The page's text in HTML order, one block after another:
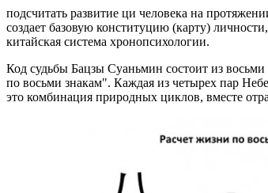
подсчитать развитие ци человека на
создает базовую конституцию (карту)
китайская система хронопсихологии.
Код судьбы Бацзы Суаньмин состоит из
по восьми знакам". Каждая из четырех пар
это комбинация природных циклов, вместе